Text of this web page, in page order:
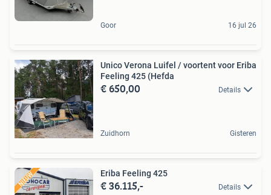
Goor 16 jul 26
Unico Verona Luifel / voortent voor Eriba
Feeling 425 (Hefda
€ 650,00 Details
Zuidhorn Gisteren
Eriba Feeling 425
€ 36.115,- Details